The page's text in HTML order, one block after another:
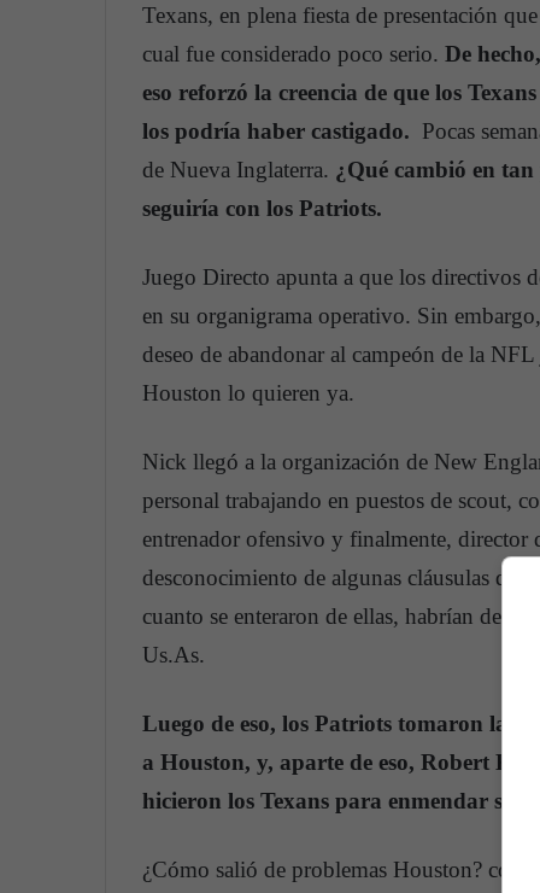
Texans, en plena fiesta de presentación
cual fue considerado poco serio. De
eso reforzó la creencia de que los
los podría haber castigado. Pocas
de Nueva Inglaterra. ¿Qué cambió en
seguiría con los Patriots.
Juego Directo apunta a que los directivos
en su organigrama operativo. Sin
deseo de abandonar al campeón de la
Houston lo quieren ya.
Nick llegó a la organización de New
personal trabajando en puestos de scout,
entrenador ofensivo y finalmente, director
desconocimiento de algunas cláusulas del
cuanto se enteraron de ellas, habrían
Us.As.
Luego de eso, los Patriots tomaron la
a Houston, y, aparte de eso, Robert
hicieron los Texans para enmendar su
¿Cómo salió de problemas Houston? con